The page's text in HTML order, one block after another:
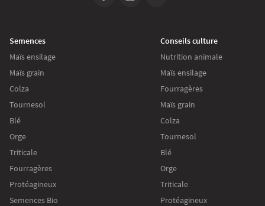
Semences
Maïs ensilage
Maïs grain
Colza
Tournesol
Blé
Orge
Triticale
Fourragères
Protéagineux
Semences Bio
Conseils culture
Nutrition animale
Maïs ensilage
Fourragères
Maïs grain
Colza
Tournesol
Blé
Orge
Triticale
Protéagineux